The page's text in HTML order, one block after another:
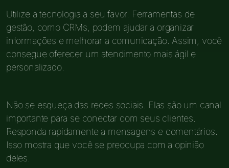
Utilize a tecnologia a seu favor. Ferramentas de
gestão, como CRMs, podem ajudar a organizar
informações e melhorar a comunicação. Assim, você
consegue oferecer um atendimento mais ágil e
personalizado.
Não se esqueça das redes sociais. Elas são um canal
importante para se conectar com seus clientes.
Responda rapidamente a mensagens e comentários.
Isso mostra que você se preocupa com a opinião
deles.